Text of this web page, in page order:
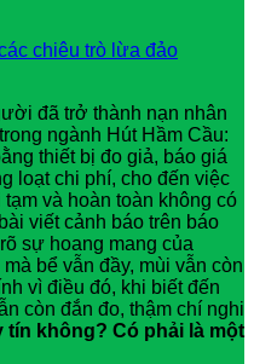
chiêu trò lừa đảo
đã trở thành nạn nhân
ngành Hút Hầm Cầu:
thiết bị đo giả, báo giá
loạt chi phí, cho đến việc
và hoàn toàn không có
viết cảnh báo trên báo
sự hoang mang của
bể vẫn đầy, mùi vẫn còn
vì điều đó, khi biết đến
còn đắn đo, thậm chí nghi
không? Có phải là một